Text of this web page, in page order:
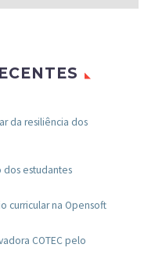
da resiliência dos
dos estudantes
curricular na Opensoft
COTEC pelo